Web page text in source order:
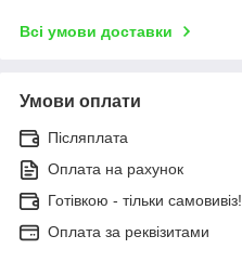
Всі умови доставки
Умови оплати
Післяплата
Оплата на рахунок
Готівкою - тільки самовивіз!
Оплата за реквізитами